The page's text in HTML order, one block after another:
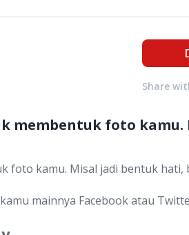
membentuk foto
kamu. Misal jadi bentuk hati,
mainnya Facebook atau
Share